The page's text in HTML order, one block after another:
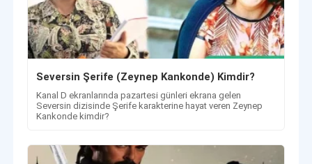
Seversin Şerife (Zeynep Kankonde) Kimdir?
Kanal D ekranlarında pazartesi günleri ekrana gelen
Seversin dizisinde Şerife karakterine hayat veren Zeynep
Kankonde kimdir?